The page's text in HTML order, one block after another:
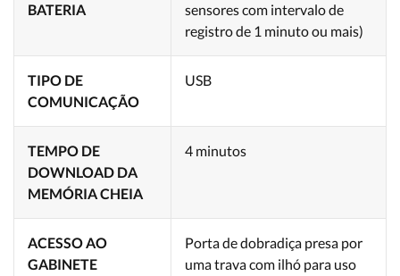
BATERIA
sensores com intervalo de
registro de 1 minuto ou mais)
TIPO DE
COMUNICAÇÃO
USB
TEMPO DE
DOWNLOAD DA
MEMÓRIA CHEIA
4 minutos
ACESSO AO
GABINETE
Porta de dobradiça presa por
uma trava com ilhó para uso